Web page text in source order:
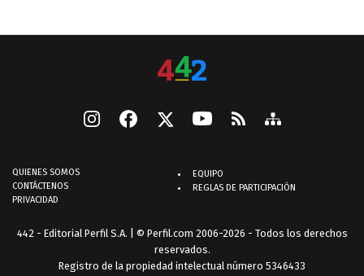
QUIENES SOMOS
CONTÁCTENOS
PRIVACIDAD
EQUIPO
REGLAS DE PARTICIPACIÓN
442 - Editorial Perfil S.A. | © Perfil.com 2006-2026 - Todos los derechos
reservados.
Registro de la propiedad intelectual número 5346433